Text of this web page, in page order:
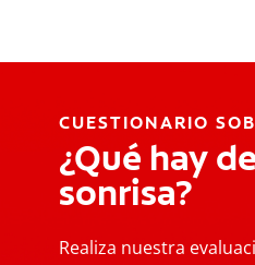
CUESTIONARIO
¿Qué hay
sonrisa?
Realiza nuestra